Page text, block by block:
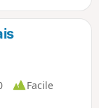
Facile